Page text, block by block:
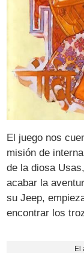
El juego nos
misión de
de la diosa
acabar la
su Jeep,
encontrar los